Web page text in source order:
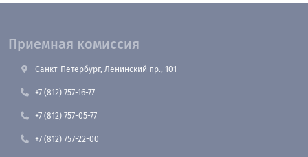
Приемная комиссия
Санкт-Петербург, Ленинский пр., 101
+7 (812) 757-16-77
+7 (812) 757-05-77
+7 (812) 757-22-00